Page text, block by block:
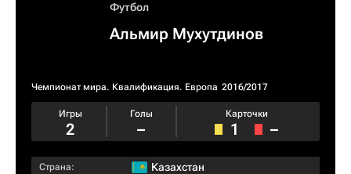
Футбол
Альмир Мухутдинов
Чемпионат мира. Квалификация. Европа 2016/2017
Игры
2
Голы
–
Карточки
1 –
Страна: Казахстан